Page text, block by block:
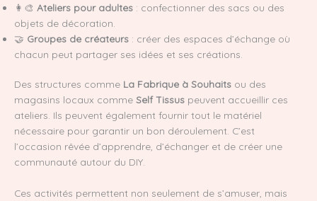
👩‍🎨 Ateliers pour adultes : confectionner des sacs ou des
objets de décoration.
🤝 Groupes de créateurs : créer des espaces d’échange où
chacun peut partager ses idées et ses créations.
Des structures comme La Fabrique à Souhaits ou des
magasins locaux comme Self Tissus peuvent accueillir ces
ateliers. Ils peuvent également fournir tout le matériel
nécessaire pour garantir un bon déroulement. C’est
l’occasion rêvée d’apprendre, d’échanger et de créer une
communauté autour du DIY.
Ces activités permettent non seulement de s’amuser, mais